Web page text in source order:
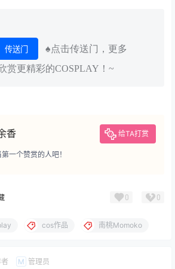
传送门
♠点击传送门，更多
赏更精彩的COSPLAY！~
香 给TA打赏
一个赞赏的人吧！
0 0
cos作品 南桃Momoko
M 管理员